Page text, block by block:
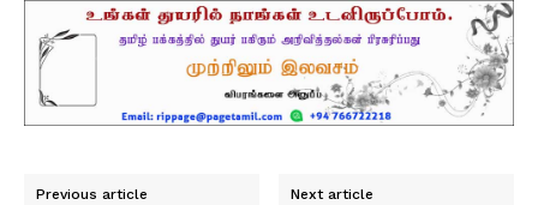
Previous article Next article